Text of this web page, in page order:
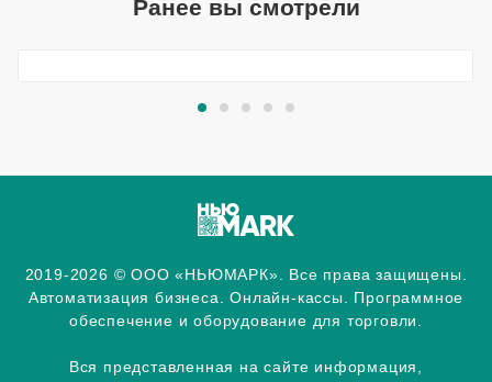
Ранее вы смотрели
2019-2026 © ООО «НЬЮМАРК». Все права защищены.
Автоматизация бизнеса. Онлайн-кассы. Программное
обеспечение и оборудование для торговли.
Вся представленная на сайте информация,